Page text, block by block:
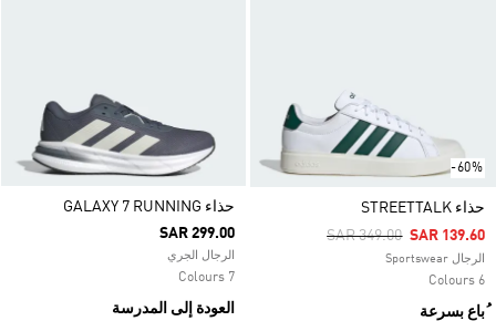
-60%
حذاء STREETTALK
Price Reduced From
SAR 349.00ToSAR 139.60
الرجال Sportswear
6 Colours
ُباع بسرعة
حذاء GALAXY 7 RUNNING
SAR 299.00
الرجال الجري
7 Colours
العودة إلى المدرسة